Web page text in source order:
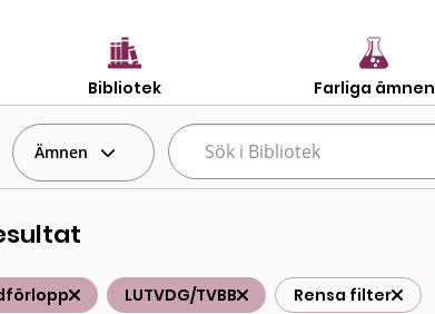
Bibliotek Farliga ämnen
Ämnen
LUTVDG/TVBB Rensa filter